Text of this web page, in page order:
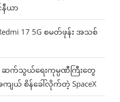
ယာ
17 5G စမတ်ဖုန်း အသစ်
က်သွယ်ရေးကုမ္ပဏီကြီးတွေ
ျယ် စိန်ခေါ်လိုက်တဲ့ SpaceX